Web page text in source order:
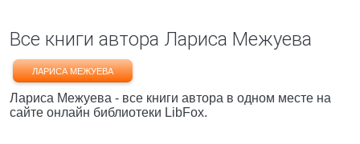
Все книги автора Лариса Межуева
ЛАРИСА МЕЖУЕВА
Лариса Межуева - все книги автора в одном месте на
сайте онлайн библиотеки LibFox.